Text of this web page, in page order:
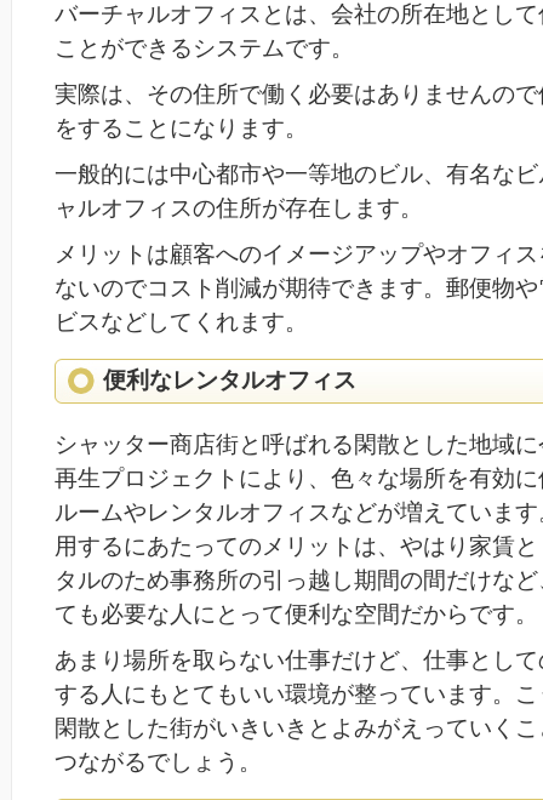
バーチャルオフィスとは、会社の所在地とし
ことができるシステムです。
実際は、その住所で働く必要はありませんの
をすることになります。
一般的には中心都市や一等地のビル、有名な
ャルオフィスの住所が存在します。
メリットは顧客へのイメージアップやオフィ
ないのでコスト削減が期待できます。郵便物
ビスなどしてくれます。
便利なレンタルオフィス
シャッター商店街と呼ばれる閑散とした地域
再生プロジェクトにより、色々な場所を有効
ルームやレンタルオフィスなどが増えていま
用するにあたってのメリットは、やはり家賃
タルのため事務所の引っ越し期間の間だけな
ても必要な人にとって便利な空間だからです。
あまり場所を取らない仕事だけど、仕事とし
する人にもとてもいい環境が整っています。
閑散とした街がいきいきとよみがえっていく
つながるでしょう。